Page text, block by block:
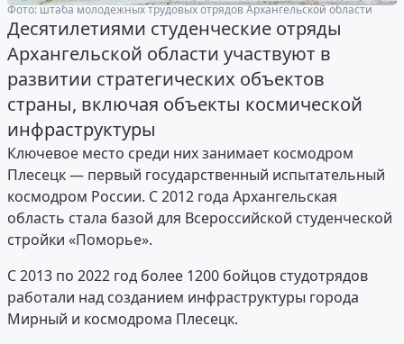
Фото: штаба молодежных трудовых отрядов Архангельской области
Десятилетиями студенческие отряды
Архангельской области участвуют в
развитии стратегических объектов
страны, включая объекты космической
инфраструктуры
Ключевое место среди них занимает космодром
Плесецк — первый государственный испытательный
космодром России. С 2012 года Архангельская
область стала базой для Всероссийской студенческой
стройки «Поморье».
С 2013 по 2022 год более 1200 бойцов студотрядов
работали над созданием инфраструктуры города
Мирный и космодрома Плесецк.